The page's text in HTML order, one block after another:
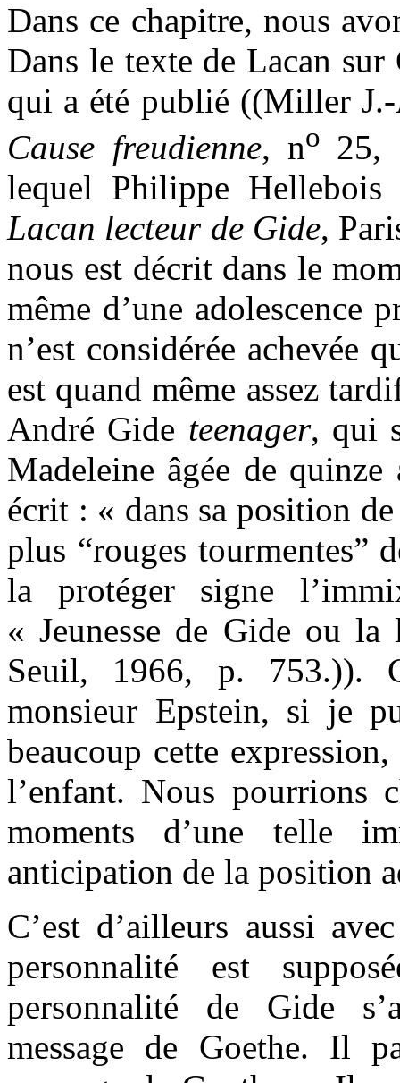
Dans ce chapitre, nous
Dans le texte de Lacan
qui a été publié ((Miller
Cause freudienne, no 25,
lequel Philippe
Lacan lecteur de Gide,
nous est décrit dans le
même d’une adolescence
n’est considérée achevée
est quand même assez
André Gide teenager, qui
Madeleine âgée de
écrit : « dans sa position
plus “rouges tourmentes”
la protéger signe
« Jeunesse de Gide ou
Seuil, 1966, p. 753.)).
monsieur Epstein, si je
beaucoup cette
l’enfant. Nous pourrions
moments d’une telle
anticipation de la position
C’est d’ailleurs aussi
personnalité est
personnalité de Gide
message de Goethe. Il